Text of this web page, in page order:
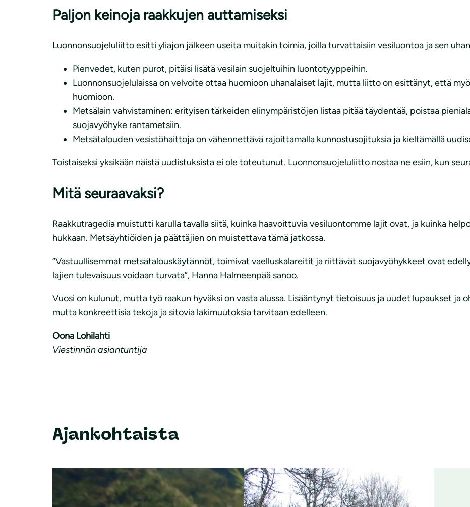
Paljon keinoja raakkujen auttamiseksi
Luonnonsuojeluliitto esitti yliajon jälkeen useita muitakin toimia, joilla turvattaisiin vesiluontoa ja sen
Pienvedet, kuten purot, pitäisi lisätä vesilain suojeltuihin luontotyyppeihin.
Luonnonsuojelulaissa on velvoite ottaa huomioon uhanalaiset lajit, mutta liitto on esittänyt, että
huomioon.
Metsälain vahvistaminen: erityisen tärkeiden elinympäristöjen listaa pitää täydentää, poistaa
suojavyöhyke rantametsiin.
Metsätalouden vesistöhaittoja on vähennettävä rajoittamalla kunnostusojituksia ja kieltämällä
Toistaiseksi yksikään näistä uudistuksista ei ole toteutunut. Luonnonsuojeluliitto nostaa ne esiin, kun
Mitä seuraavaksi?
Raakkutragedia muistutti karulla tavalla siitä, kuinka haavoittuvia vesiluontomme lajit ovat, ja kuinka
hukkaan. Metsäyhtiöiden ja päättäjien on muistettava tämä jatkossa.
“Vastuullisemmat metsätalouskäytännöt, toimivat vaelluskalareitit ja riittävät suojavyöhykkeet ovat
lajien tulevaisuus voidaan turvata”, Hanna Halmeenpää sanoo.
Vuosi on kulunut, mutta työ raakun hyväksi on vasta alussa. Lisääntynyt tietoisuus ja uudet lupaukset ja
mutta konkreettisia tekoja ja sitovia lakimuutoksia tarvitaan edelleen.
Oona Lohilahti
Viestinnän asiantuntija
Ajankohtaista